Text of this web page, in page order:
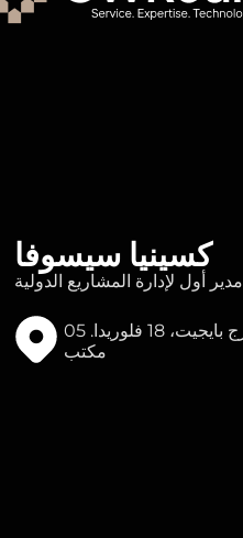
كسينيا سيسوفا
مدير أول لإدارة المشاريع الدولية
برج بايجيت، 18 فلوريدا. 05
مكتب